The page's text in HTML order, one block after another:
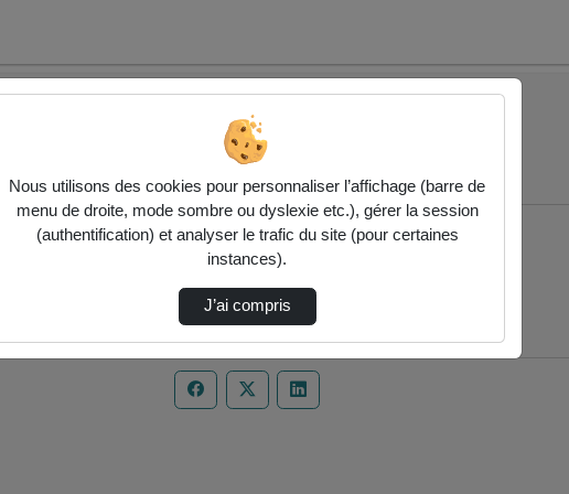
Nous utilisons des cookies pour personnaliser l’affichage (barre de
menu de droite, mode sombre ou dyslexie etc.), gérer la session
(authentification) et analyser le trafic du site (pour certaines
instances).
J’ai compris